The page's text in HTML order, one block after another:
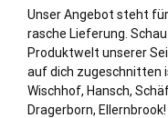
Unser Angebot steht
rasche Lieferung.
Produktwelt unserer
auf dich zugeschnitten
Wischhof, Hansch,
Dragerborn, Ellernbrook!